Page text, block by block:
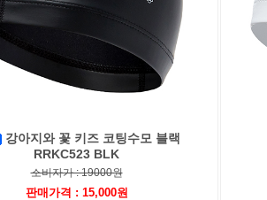
강아지와 꽃 키즈 코팅수모 블랙
RRKC523 BLK
소비자가 : 19000원
판매가격 : 15,000원